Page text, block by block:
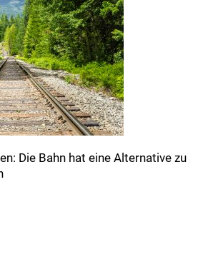
Die Bahn hat eine Alternative zu